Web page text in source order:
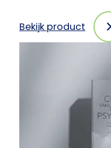
Bekijk product
:
stappen
vanaf